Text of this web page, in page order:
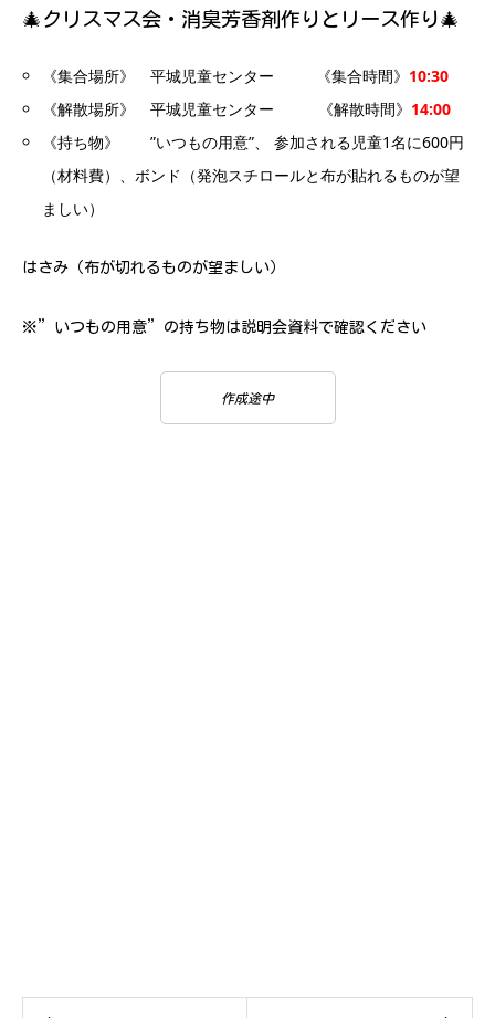
🎄クリスマス会・消臭芳香剤作りとリース作り🎄
《集合場所》 平城児童センター 《集合時間》 10:30
《解散場所》 平城児童センター 《解散時間》 14:00
《持ち物》 ”いつもの用意”、 参加される児童1名に600円
（材料費）、ボンド（発泡スチロールと布が貼れるものが望
ましい）
はさみ（布が切れるものが望ましい）
※”いつもの用意”の持ち物は説明会資料で確認ください
作成途中